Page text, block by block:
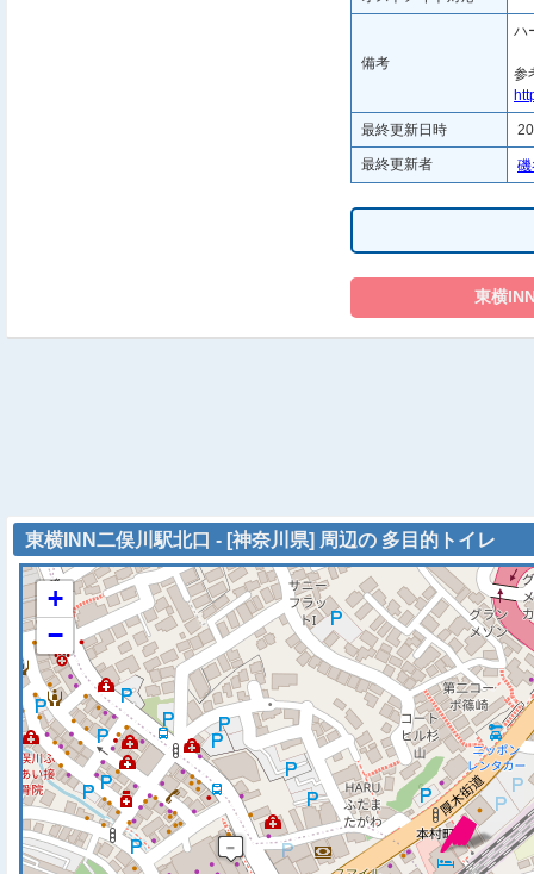
備考
ハ
参
最終更新日時
最終更新者
東横INN二俣川駅北口 - [神奈川県] 周辺の 多目的トイレ
※ マップを検索、表示中
+
−